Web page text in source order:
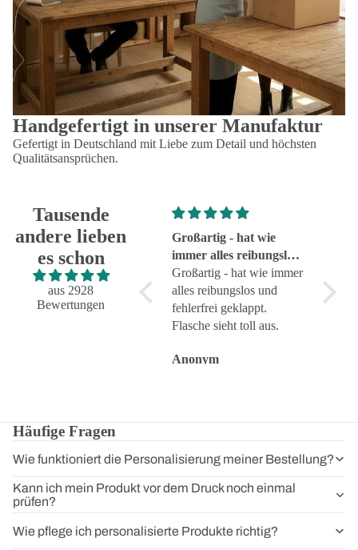
Handgefertigt in unserer Manufaktur
Gefertigt in Deutschland mit Liebe zum Detail und höchsten
Qualitätsansprüchen.
Tausende
andere lieben
es schon
aus 2928
Bewertungen
Super!
Super!
Großartig - hat wie
immer alles reibungslos
und fehlerfrei geklappt
Großartig - hat wie immer
alles reibungslos und
fehlerfrei geklappt.
Flasche sieht toll aus.
Anonym
Häufige Fragen
Wie funktioniert die Personalisierung meiner Bestellung?
Kann ich mein Produkt vor dem Druck noch einmal
prüfen?
Wie pflege ich personalisierte Produkte richtig?